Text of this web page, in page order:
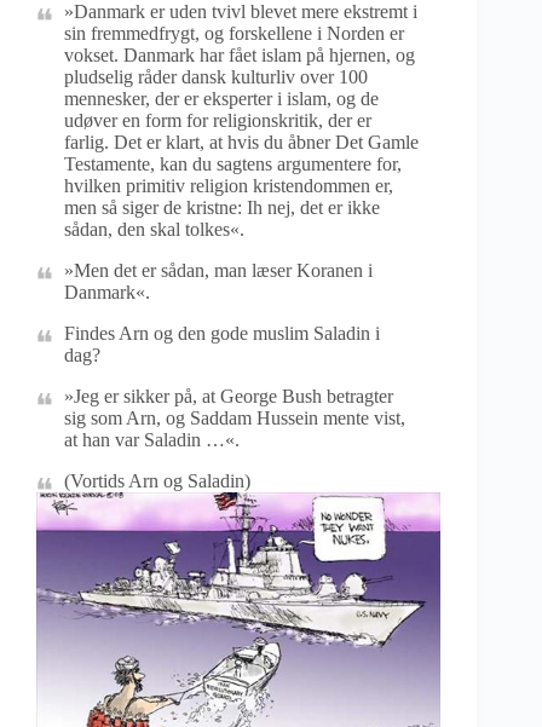
»Danmark er uden tvivl blevet mere ekstremt i
sin fremmedfrygt, og forskellene i Norden er
vokset. Danmark har fået islam på hjernen, og
pludselig råder dansk kulturliv over 100
mennesker, der er eksperter i islam, og de
udøver en form for religionskritik, der er
farlig. Det er klart, at hvis du åbner Det Gamle
Testamente, kan du sagtens argumentere for,
hvilken primitiv religion kristendommen er,
men så siger de kristne: Ih nej, det er ikke
sådan, den skal tolkes«.
»Men det er sådan, man læser Koranen i
Danmark«.
Findes Arn og den gode muslim Saladin i
dag?
»Jeg er sikker på, at George Bush betragter
sig som Arn, og Saddam Hussein mente vist,
at han var Saladin …«.
(Vortids Arn og Saladin)